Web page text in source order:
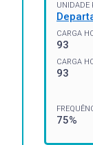
UNIDADE
CARGA
93
CARGA
93
75%